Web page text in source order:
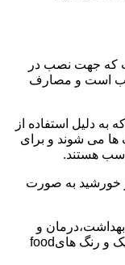
که جهت نصب در
است و مصارف
به دلیل استفاده از
ها می شوند و برای
هستند.
خورشید به صورت
و
آموزش پزشکی هستند و از مواد اولیه درجه یک و رنگ هایfood